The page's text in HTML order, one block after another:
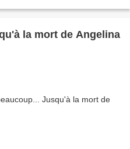
la mort de Angelina